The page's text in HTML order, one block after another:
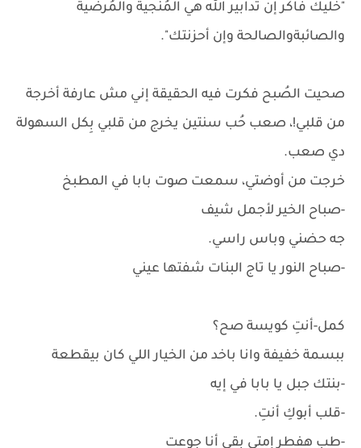
"خليك فاكر إن ‏تدابير الله هي المُنجية والمُرضية
والصائبةوالصالحة وإن أحزنتك".
صحيت الصُبح فكرت فيه الحقيقة إني مش عارفة أخرجة
من قلبي!، صعب حُب سنتين يخرج من قلبي بِكل السهولة
دي صعب.
خرجت من أوضتي، سمعت صوت بابا في المطبخ
-صباح الخير لأجمل شيف
جه حضني وباس راسي.
-صباح النور يا تاج البنات شفتها عيني
كمل-أنتِ كويسة صح؟
ببسمة خفيفة وانا باخد من الخيار اللي كان بيقطعة
-بنتك جبل يا بابا في إيه
-قلب أبوكِ أنتِ.
-طب هفطر إمتى بقى أنا جوعت